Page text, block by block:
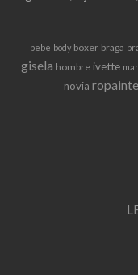
bebe body boxer braga
gisela hombre ivette
novia